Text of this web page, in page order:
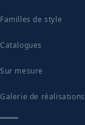
Familles de style
Catalogues
Sur mesure
Galerie de réalisations